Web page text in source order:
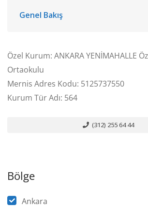
Genel Bakış
Özel Kurum: ANKARA YENİMAHALLE
Ortaokulu
Mernis Adres Kodu: 5125737550
Kurum Tür Adı: 564
(312) 255 64 44
Bölge
Ankara